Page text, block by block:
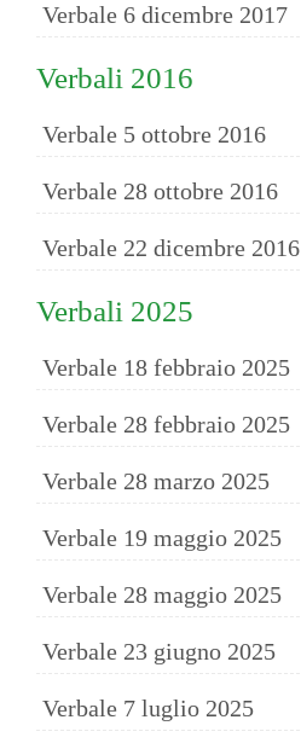
Verbale 6 dicembre 2017
Verbali 2016
Verbale 5 ottobre 2016
Verbale 28 ottobre 2016
Verbale 22 dicembre 2016
Verbali 2025
Verbale 18 febbraio 2025
Verbale 28 febbraio 2025
Verbale 28 marzo 2025
Verbale 19 maggio 2025
Verbale 28 maggio 2025
Verbale 23 giugno 2025
Verbale 7 luglio 2025